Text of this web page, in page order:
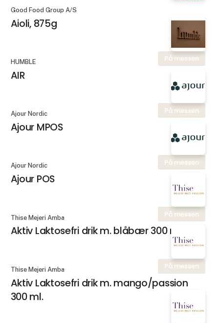
Good Food Group A/S
Aioli, 875g
På messen
HUMBLE
AIR
På messen
Ajour Nordic
Ajour MPOS
På messen
Ajour Nordic
Ajour POS
På messen
Thise Mejeri Amba
Aktiv Laktosefri drik m. blåbær 300 ml.
På messen
Thise Mejeri Amba
Aktiv Laktosefri drik m. mango/passion
300 ml.